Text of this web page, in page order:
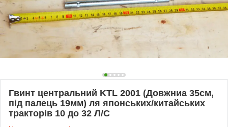
Гвинт центральний KTL 2001 (Довжниа 35см,
під палець 19мм) ля японських/китайських
тракторів 10 до 32 Л/С